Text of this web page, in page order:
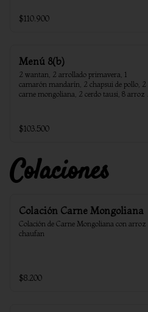
$110.900
Menú 8(b)
2 wantan, 2 arrollado primavera, 1
camarón mandarín, 2 chapsui de pollo, 2
carne mongoliana, 2 cerdo tausi, 8 arroz
$103.500
Colaciones
Colación Carne Mongoliana
Colación de Carne Mongoliana con arroz
chaufan
$8.200